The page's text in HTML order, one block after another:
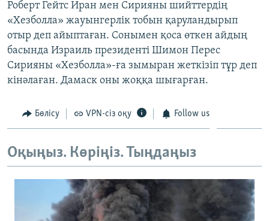
Басқа тілдерде
Роберт Гейтс Иран мен Сирияны шийттердің
«Хезболла» жауынгерлік тобын қаруландырып
отыр деп айыптаған. Сонымен қоса өткен айдың
басында Израиль президенті Шимон Перес
Сирияны «Хезболла»-ға зымыран жеткізіп тұр деп
кінәлаған. Дамаск оны жоққа шығарған.
Бөлісу VPN-сіз оқу Follow us
Оқыңыз. Көріңіз. Тыңдаңыз